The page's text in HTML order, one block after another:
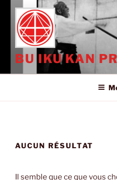
Aller
contenu
principal
BU IKU KAN
AUCUN RÉSULTAT
Il semble que ce que vous